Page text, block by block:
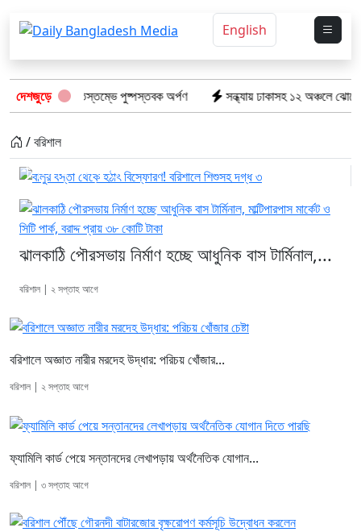
English
দেশজুড়ে
স্মৃতিস্তম্ভে পুষ্পস্তবক অর্পণ সন্ধ্যায় ঢাকাসহ ১২ অঞ্চলে ঝোড়ো হাওয়ার
/ বরিশাল
বালুর বস্তা থেকে হঠাৎ বিস্ফোরণ! বরিশালে
শিশুসহ দগ্ধ ৩
ঝালকাঠি পৌরসভায় নির্মাণ হচ্ছে আধুনিক বাস টার্মিনাল,...
বরিশাল | ২ সপ্তাহ আগে
বরিশালে অজ্ঞাত নারীর মরদেহ উদ্ধার: পরিচয় খোঁজার...
বরিশাল | ২ সপ্তাহ আগে
ফ্যামিলি কার্ড পেয়ে সন্তানদের লেখাপড়ায় অর্থনৈতিক যোগান...
বরিশাল | ৩ সপ্তাহ আগে